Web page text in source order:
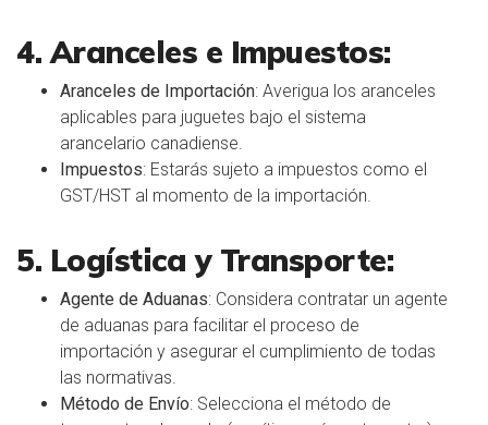
4. Aranceles e Impuestos:
Aranceles de Importación: Averigua los aranceles
aplicables para juguetes bajo el sistema
arancelario canadiense.
Impuestos: Estarás sujeto a impuestos como el
GST/HST al momento de la importación.
5. Logística y Transporte:
Agente de Aduanas: Considera contratar un agente
de aduanas para facilitar el proceso de
importación y asegurar el cumplimiento de todas
las normativas.
Método de Envío: Selecciona el método de